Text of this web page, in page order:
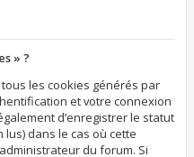
» ?
les cookies générés par
et votre connexion
d’enregistrer le statut
lus) dans le cas où cette
du forum. Si